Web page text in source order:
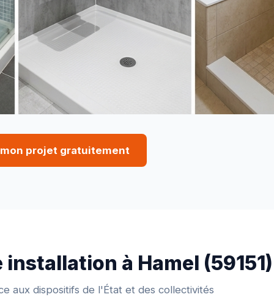
projet gratuitement
à Hamel (59151)
aux dispositifs de l'État et des collectivités